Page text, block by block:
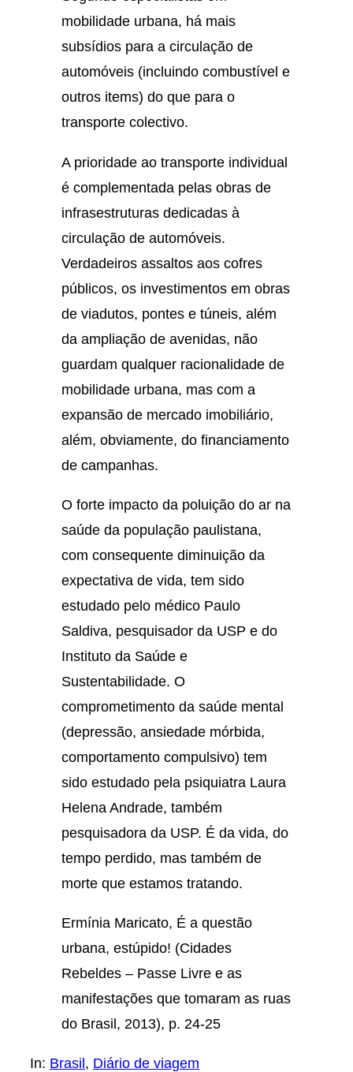
mobilidade urbana, há mais
subsídios para a circulação de
automóveis (incluindo combustível e
outros items) do que para o
transporte colectivo.
A prioridade ao transporte individual
é complementada pelas obras de
infrasestruturas dedicadas à
circulação de automóveis.
Verdadeiros assaltos aos cofres
públicos, os investimentos em obras
de viadutos, pontes e túneis, além
da ampliação de avenidas, não
guardam qualquer racionalidade de
mobilidade urbana, mas com a
expansão de mercado imobiliário,
além, obviamente, do financiamento
de campanhas.
O forte impacto da poluição do ar na
saúde da população paulistana,
com consequente diminuição da
expectativa de vida, tem sido
estudado pelo médico Paulo
Saldiva, pesquisador da USP e do
Instituto da Saúde e
Sustentabilidade. O
comprometimento da saúde mental
(depressão, ansiedade mórbida,
comportamento compulsivo) tem
sido estudado pela psiquiatra Laura
Helena Andrade, também
pesquisadora da USP. É da vida, do
tempo perdido, mas também de
morte que estamos tratando.
Ermínia Maricato, É a questão
urbana, estúpido! (Cidades
Rebeldes – Passe Livre e as
manifestações que tomaram as ruas
do Brasil, 2013), p. 24-25
In: Brasil, Diário de viagem